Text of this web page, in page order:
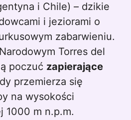
i Chile) – dzikie
i jeziorami o
zabarwieniu.
Torres del
poczuć zapierające
przemierza się
na wysokości
1000 m n.p.m.